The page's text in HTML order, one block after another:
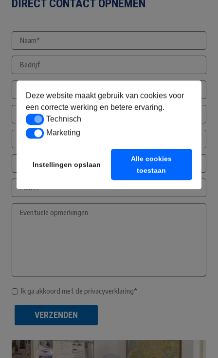
Deze website maakt gebruik van cookies voor
een correcte werking en betere ervaring.
TechnischTechnisch
MarketingMarketing
Instellingen opslaan
Alle cookies
toestaan
DIRECT CONTACT OPNEMEN
Ik ga akkoord met de privacyverklaring*
VERZENDEN